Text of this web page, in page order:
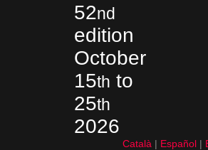
52nd
edition
October
15th to
25th
2026
Català Español